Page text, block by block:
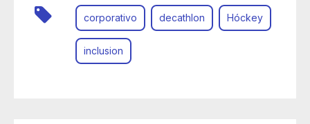
corporativo decathlon Hóckey
inclusion